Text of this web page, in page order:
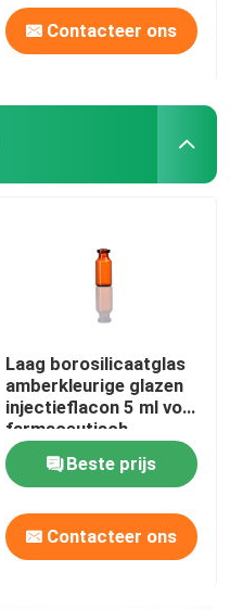
Contacteer ons
Laag borosilicaatglas
amberkleurige glazen
injectieflacon 5 ml voor
farmaceutisch
vloeibaar medisch
gebruikBeste prijs
Contacteer ons